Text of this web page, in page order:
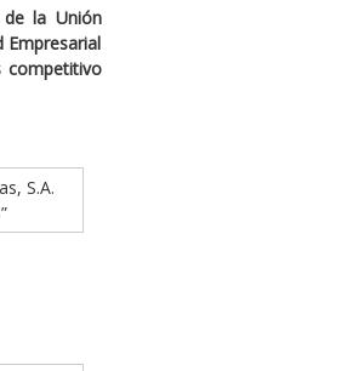
de la Unión
Empresarial
competitivo
S.A.